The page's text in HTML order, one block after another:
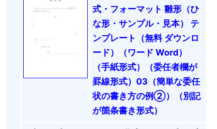
式・フォーマット 雛形（ひ
な形・サンプル・見本） テ
ンプレート（無料 ダウンロ
ード）（ワード Word）
（手紙形式）（委任者欄が
罫線形式）03（簡単な委任
状の書き方の例②）（別記
が箇条書き形式）